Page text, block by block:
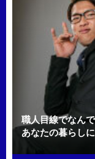
職人目線でなん
あなたの暮らし